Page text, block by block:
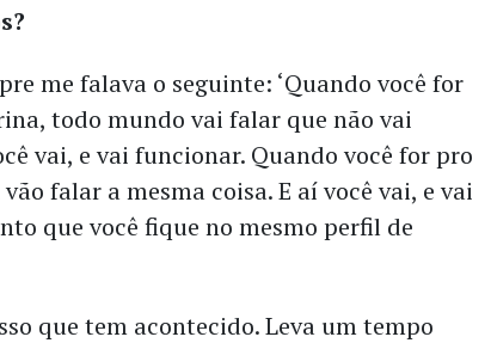
me falava o seguinte: ‘Quando você for
todo mundo vai falar que não vai
vai, e vai funcionar. Quando você for pro
falar a mesma coisa. E aí você vai, e vai
que você fique no mesmo perfil de
que tem acontecido. Leva um tempo